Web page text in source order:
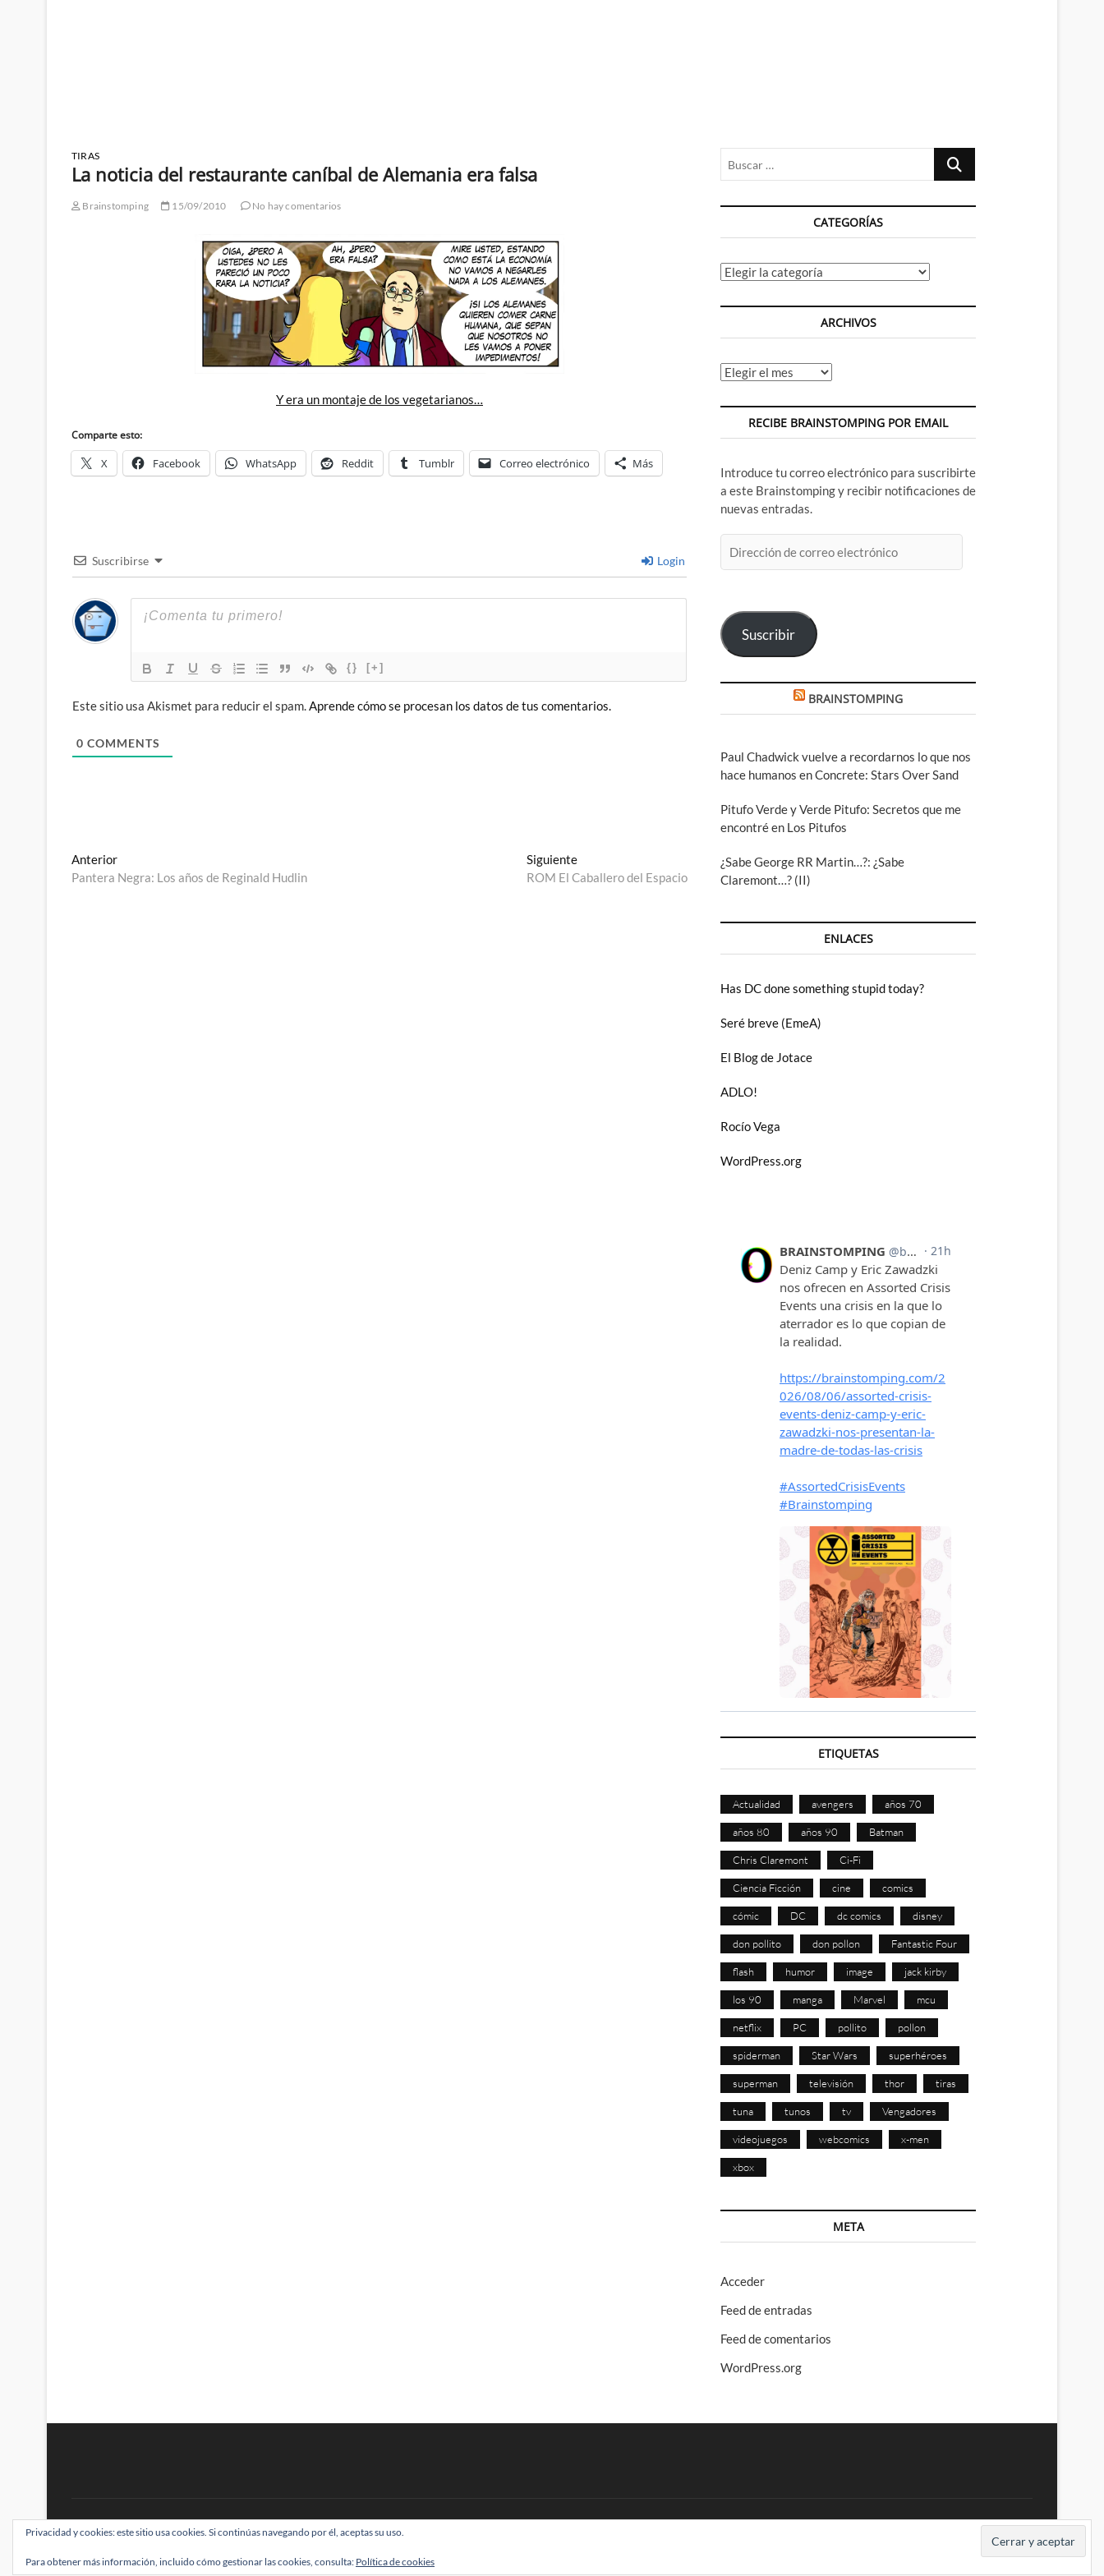
TIRAS
La noticia del restaurante caníbal de Alemania era falsa
Brainstomping 15/09/2010 No hay comentarios
Y era un montaje de los vegetarianos…
Comparte esto:
X Facebook WhatsApp Reddit Tumblr Correo electrónico Más
Suscribirse Login
{} [+]
Este sitio usa Akismet para reducir el spam.Aprende cómo se procesan los datos de tus comentarios.
0 COMMENTS
Navegación
de
AnteriorEntrada
anterior:
Pantera Negra: Los años de Reginald Hudlin
SiguienteEntrada
siguiente:
ROM El Caballero del Espacio
Buscar
CATEGORÍAS
Categorías
ARCHIVOS
Archivos
RECIBE BRAINSTOMPING POR EMAIL
Introduce tu correo electrónico para suscribirte
a este Brainstomping y recibir notificaciones de
nuevas entradas.
de
Suscribir
BRAINSTOMPING
Paul Chadwick vuelve a recordarnos lo que nos
hace humanos en Concrete: Stars Over Sand
Pitufo Verde y Verde Pitufo: Secretos que me
encontré en Los Pitufos
¿Sabe George RR Martin…?: ¿Sabe
Claremont…? (II)
ENLACES
Has DC done something stupid today?
Seré breve (EmeA)
El Blog de Jotace
ADLO!
Rocío Vega
WordPress.org
ETIQUETAS
Actualidad avengers años 70
años 80 años 90 Batman
Chris Claremont Ci-Fi
Ciencia Ficción cine comics
cómic DC dc comics disney
don pollito don pollon Fantastic Four
flash humor image jack kirby
los 90 manga Marvel mcu
netflix PC pollito pollon
spiderman Star Wars superhéroes
superman televisión thor tiras
tuna tunos tv Vengadores
videojuegos webcomics x-men
xbox
META
Acceder
Feed de entradas
Feed de comentarios
WordPress.org
BRAINSTOMPING| Diseñado por:Theme Freesia|WordPress| © Todos los derechos reservados
Privacidad y cookies: este sitio usa cookies. Si continúas navegando por él, aceptas su uso.
Para obtener más información, incluido cómo gestionar las cookies, consulta: Política de cookies